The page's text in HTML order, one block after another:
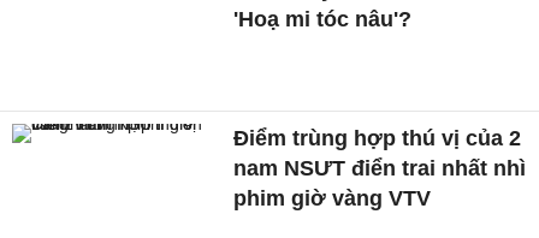
'Hoạ mi tóc nâu'?
Điểm trùng hợp thú vị của 2
nam NSƯT điển trai nhất nhì
phim giờ vàng VTV